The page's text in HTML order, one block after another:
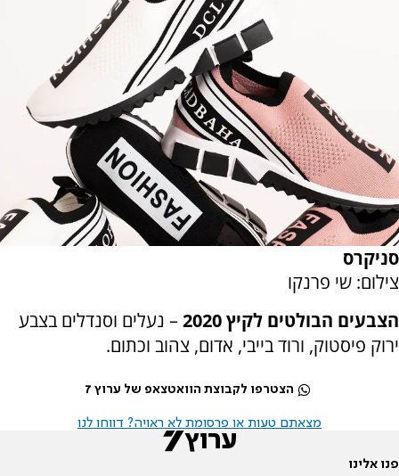
סניקרס
צילום: שי פרנקו
הצבעים הבולטים לקיץ 2020
– נעלים וסנדלים בצבע
ירוק פיסטוק, ורוד בייבי, אדום, צהוב וכתום.
הצטרפו לקבוצת הוואטצאפ של ערוץ 7
מצאתם טעות או פרסומת לא ראויה? דווחו לנו
פנו אלינו